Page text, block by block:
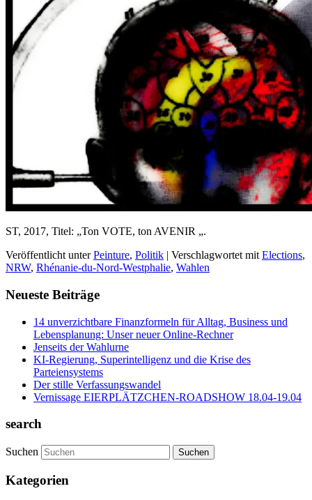
ST, 2017, Titel: „Ton VOTE, ton AVENIR „.
Veröffentlicht unter Peinture, Politik | Verschlagwortet mit Elections,
NRW, Rhénanie-du-Nord-Westphalie, Wahlen
Neueste Beiträge
14 unverzichtbare Finanzformeln für Alltag, Business und
Lebensplanung: Unser neuer Online-Rechner
Jenseits der Wahlurne
KI-Regierung, Superintelligenz und die Krise des
Parteiensystems
Der stille Verfassungswandel
Vernissage EIERPLÄTZCHEN-ROADSHOW 18.04-19.04
search
Suchen
Kategorien